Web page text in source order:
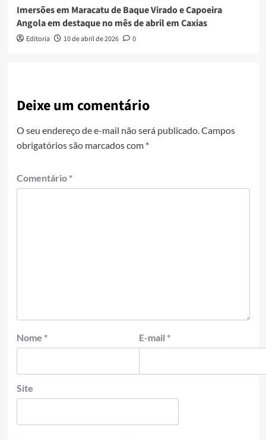
Imersões em Maracatu de Baque Virado e Capoeira
Angola em destaque no mês de abril em Caxias
Editoria 10 de abril de 2026 0
Deixe um comentário
O seu endereço de e-mail não será publicado.Campos
obrigatórios são marcados com *
Comentário *
Nome * E-mail *
Site